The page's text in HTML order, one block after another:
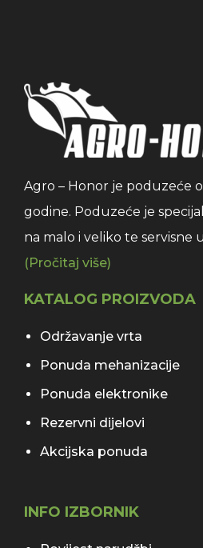
Agro – Honor je poduzeće
godine. Poduzeće je
na malo i veliko te servisne
(Pročitaj više)
KATALOG PROIZVODA
Održavanje vrta
Ponuda mehanizacije
Ponuda elektronike
Rezervni dijelovi
Akcijska ponuda
INFO IZBORNIK